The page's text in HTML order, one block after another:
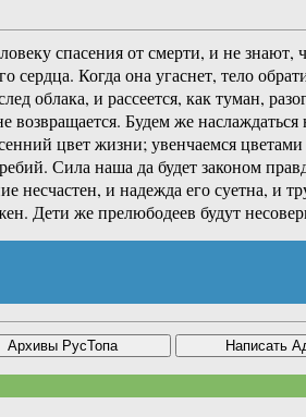
спасения от смерти, и не
Когда она угаснет, тело
облака, и рассеется, как туман,
Будем же
цвет жизни; увенчаемся
Сила наша да будет законом
несчастен, и надежда его суетна,
Дети же прелюбодеев будут